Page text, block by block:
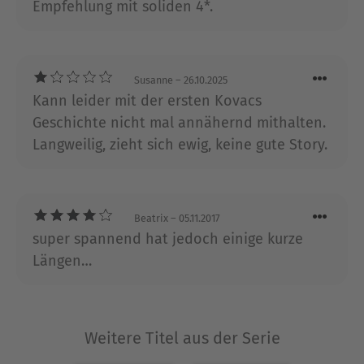
Empfehlung mit soliden 4*.
Susanne – 26.10.2025
Kann leider mit der ersten Kovacs
Geschichte nicht mal annähernd mithalten.
Langweilig, zieht sich ewig, keine gute Story.
Beatrix – 05.11.2017
super spannend hat jedoch einige kurze
Längen…
Weitere Titel aus der Serie